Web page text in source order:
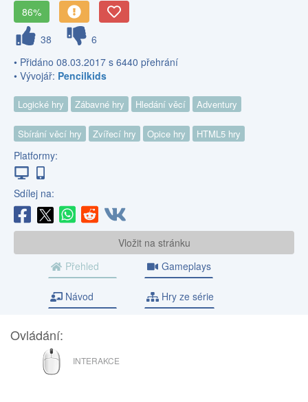
86%
38
6
• Přidáno 08.03.2017 s 6440 přehrání
• Vývojář: Pencilkids
Logické hry Zábavné hry Hledání věcí Adventury
Sbírání věcí hry Zvířecí hry Opice hry HTML5 hry
Platformy:
Sdílej na:
Vložit na stránku
Přehled
Gameplays
Návod Hry ze série
Ovládání:
MYŠ
INTERAKCE